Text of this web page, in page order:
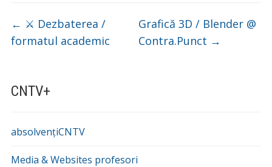
CNTV+
absolvențiCNTV
Media & Websites profesori
← ⚔️ Dezbaterea /
formatul academic
Grafică 3D / Blender @
Contra.Punct →